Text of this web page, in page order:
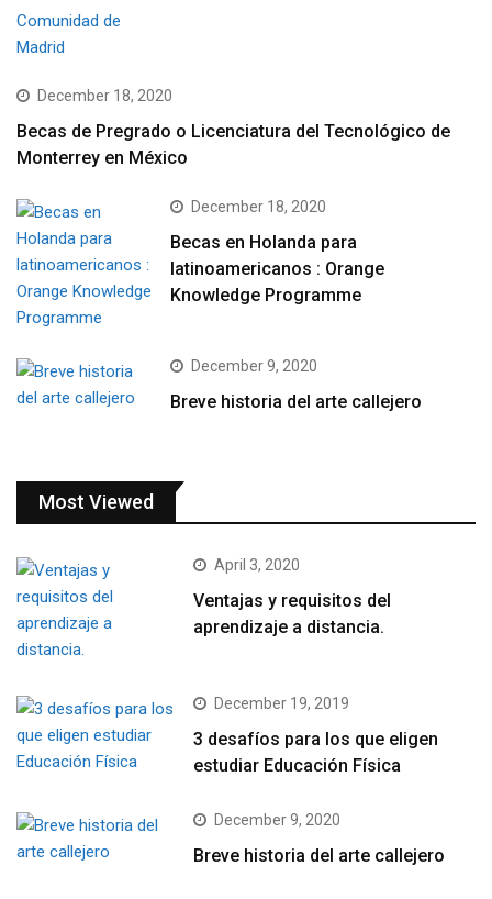
December 18, 2020
Becas de Pregrado o Licenciatura del Tecnológico de
Monterrey en México
December 18, 2020
Becas en Holanda para
latinoamericanos : Orange
Knowledge Programme
December 9, 2020
Breve historia del arte callejero
Most Viewed
April 3, 2020
Ventajas y requisitos del
aprendizaje a distancia.
December 19, 2019
3 desafíos para los que eligen
estudiar Educación Física
December 9, 2020
Breve historia del arte callejero